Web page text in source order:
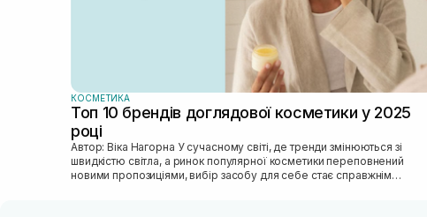
КОСМЕТИКА
Топ 10 брендів доглядової косметики у 2025
році
Автор: Віка Нагорна У сучасному світі, де тренди змінюються зі
швидкістю світла, а ринок популярної косметики переповнений
новими пропозиціями, вибір засобу для себе стає справжнім